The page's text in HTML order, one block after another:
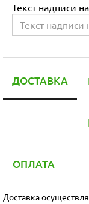
Текст надписи
ДОСТАВКА
ОПЛАТА
Доставка